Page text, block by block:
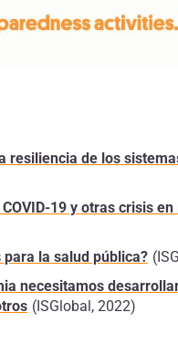
resiliencia de los
19 y otras crisis
la salud pública?
necesitamos
(ISGlobal, 2022)